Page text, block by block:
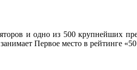
и одно из 500 крупнейших
Первое место в рейтинге